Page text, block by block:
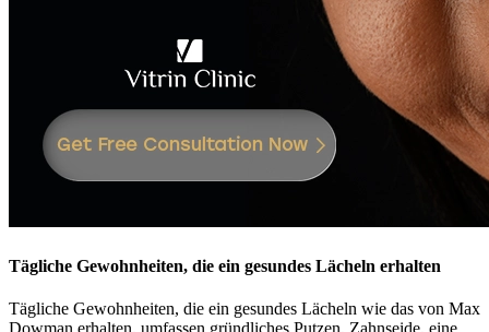
Tägliche Gewohnheiten, die ein gesundes Lächeln erhalten
Tägliche Gewohnheiten, die ein gesundes Lächeln wie das von Max